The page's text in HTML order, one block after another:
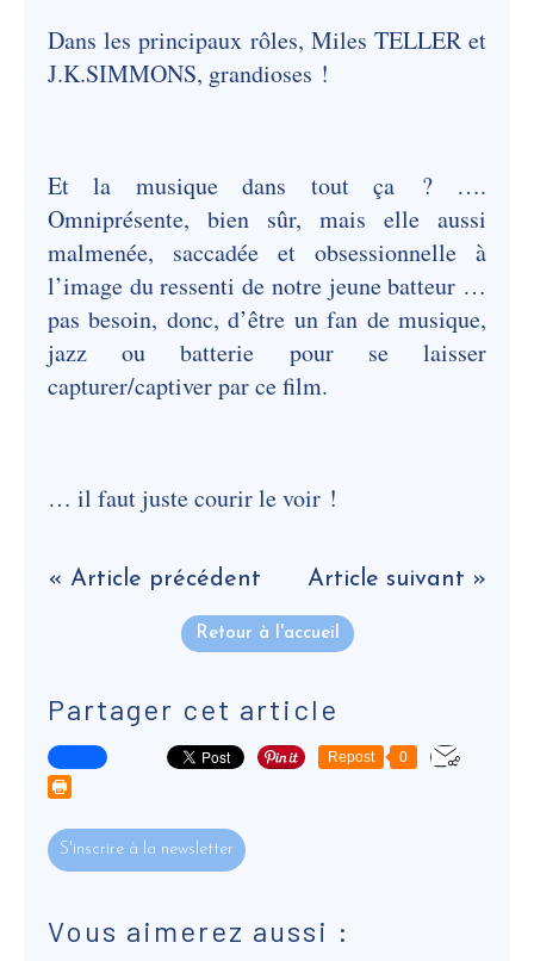
Dans les principaux rôles, Miles TELLER et
J.K.SIMMONS, grandioses !
Et la musique dans tout ça ? ….
Omniprésente, bien sûr, mais elle aussi
malmenée, saccadée et obsessionnelle à
l’image du ressenti de notre jeune batteur …
pas besoin, donc, d’être un fan de musique,
jazz ou batterie pour se laisser
capturer/captiver par ce film.
… il faut juste courir le voir !
« Article précédent Article suivant »
Retour à l'accueil
Partager cet article
Repost 0
S'inscrire à la newsletter
Vous aimerez aussi :